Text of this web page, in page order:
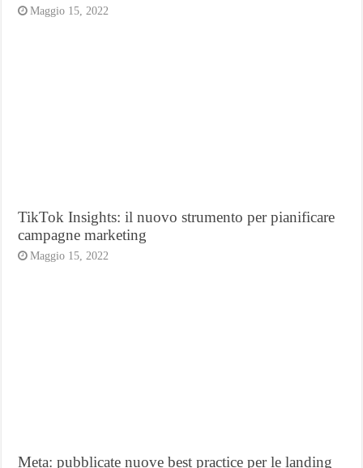
Maggio 15, 2022
TikTok Insights: il nuovo strumento per pianificare
campagne marketing
Maggio 15, 2022
Meta: pubblicate nuove best practice per le landing